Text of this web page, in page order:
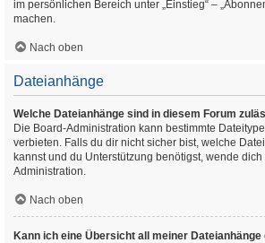
im persönlichen Bereich unter „Einstieg“ –
machen.
Nach oben
Dateianhänge
Welche Dateianhänge sind in diesem Forum
Die Board-Administration kann bestimmte
verbieten. Falls du dir nicht sicher bist, welche
kannst und du Unterstützung benötigst, wende
Administration.
Nach oben
Kann ich eine Übersicht all meiner Dateianhänge